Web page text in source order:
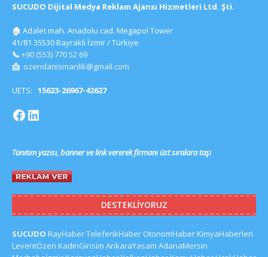
SUCUDO Dijital Medya Reklam Ajansı Hizmetleri Ltd. Şti.
🏠 Adalet mah. Anadolu cad. Megapol Tower
41/81 35530 Bayraklı İzmir / Türkiye
📞 +90 (553) 770 52 69
📩 ozendanismanlik@gmail.com
UETS: 15623-26967-42627
Tanıtım yazısı, banner ve link vererek firmanı üst sıralara taşı
DESTEKLIYORUZ
SUCUDO RayHaberTeleferikHaber OtonomHaberKimyaHaberleri
LeventÖzen KadinGirisim AnkaraYasam AdanaMersin